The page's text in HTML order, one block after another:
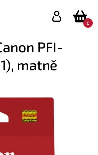
0
PFI-
matně